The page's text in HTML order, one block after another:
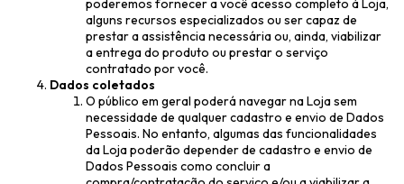
poderemos fornecer a você acesso completo à Loja,
alguns recursos especializados ou ser capaz de
prestar a assistência necessária ou, ainda, viabilizar
a entrega do produto ou prestar o serviço
contratado por você.
Dados coletados
O público em geral poderá navegar na Loja sem
necessidade de qualquer cadastro e envio de Dados
Pessoais. No entanto, algumas das funcionalidades
da Loja poderão depender de cadastro e envio de
Dados Pessoais como concluir a